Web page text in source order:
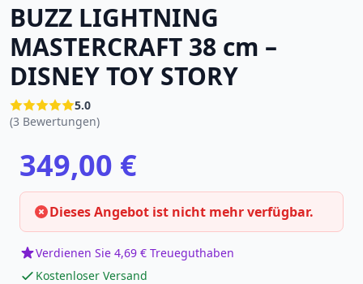
BUZZ LIGHTNING
MASTERCRAFT 38 cm –
DISNEY TOY STORY
5.0
(3 Bewertungen)
349,00 €
Dieses Angebot ist nicht mehr verfügbar.
Verdienen Sie 4,69 € Treueguthaben
Kostenloser Versand